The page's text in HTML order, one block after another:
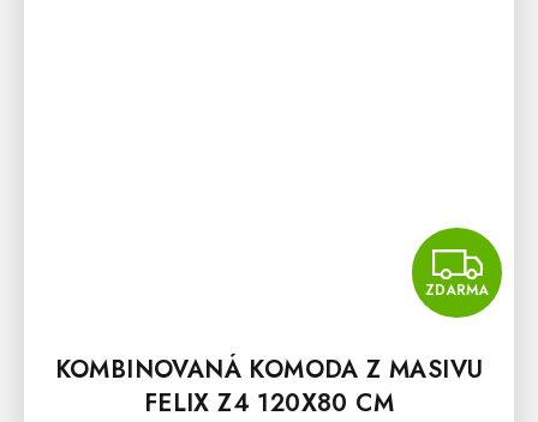
ZDARMA
KOMBINOVANÁ KOMODA Z MASIVU
FELIX Z4 120X80 CM